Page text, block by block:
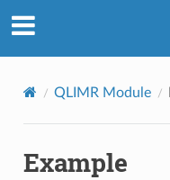
QLIMR Module
Example